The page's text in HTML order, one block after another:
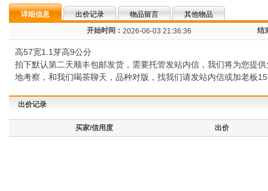
详细信息 出价记录 物品留言
其他物品
开始时间： 2026-06-03 21:36:36 结
高57宽1.1芽高9公分
拍下默认第二天顺丰包邮发货，需要托管发站内信，我们将为您提
地考察，和我们喝茶聊天，品种对版，找我们请发站内信或加老板
出价记录
买家/信用度 出价